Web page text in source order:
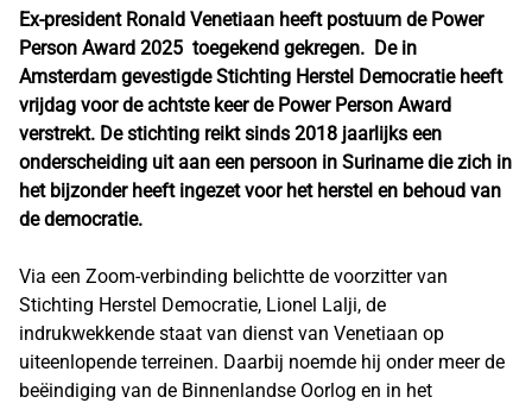
Ex-president Ronald Venetiaan heeft postuum de Power
Person Award 2025 toegekend gekregen. De in
Amsterdam gevestigde Stichting Herstel Democratie heeft
vrijdag voor de achtste keer de Power Person Award
verstrekt. De stichting reikt sinds 2018 jaarlijks een
onderscheiding uit aan een persoon in Suriname die zich in
het bijzonder heeft ingezet voor het herstel en behoud van
de democratie.
Via een Zoom-verbinding belichtte de voorzitter van
Stichting Herstel Democratie, Lionel Lalji, de
indrukwekkende staat van dienst van Venetiaan op
uiteenlopende terreinen. Daarbij noemde hij onder meer de
beëindiging van de Binnenlandse Oorlog en in het